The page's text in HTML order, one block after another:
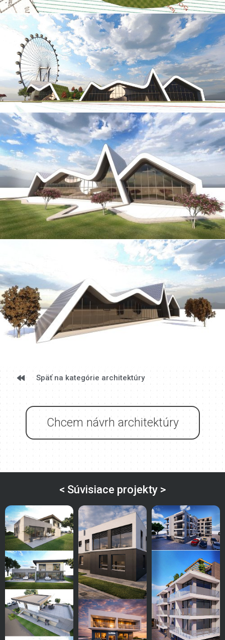
Späť na kategórie architektúry
Chcem návrh architektúry
< Súvisiace projekty >